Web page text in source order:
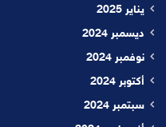
يناير 2025
ديسمبر 2024
نوفمبر 2024
أكتوبر 2024
سبتمبر 2024